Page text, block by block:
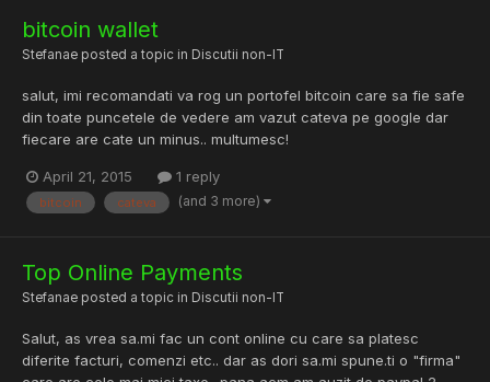
bitcoin wallet
Stefanae posted a topic in Discutii non-IT
salut, imi recomandati va rog un portofel bitcoin care sa fie safe
din toate puncetele de vedere am vazut cateva pe google dar
fiecare are cate un minus.. multumesc!
April 21, 2015 1 reply
bitcoin cateva (and 3 more)
Top Online Payments
Stefanae posted a topic in Discutii non-IT
Salut, as vrea sa.mi fac un cont online cu care sa platesc
diferite facturi, comenzi etc.. dar as dori sa.mi spune.ti o "firma"